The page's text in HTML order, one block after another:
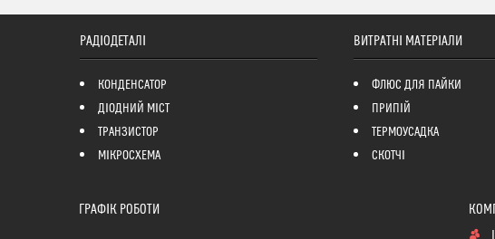
РАДІОДЕТАЛІ
КОНДЕНСАТОР
ДІОДНИЙ МІСТ
ТРАНЗИСТОР
МІКРОСХЕМА
ВИТРАТНІ МАТЕРІАЛИ
ФЛЮС ДЛЯ ПАЙКИ
ПРИПІЙ
ТЕРМОУСАДКА
СКОТЧІ
ГРАФІК РОБОТИ